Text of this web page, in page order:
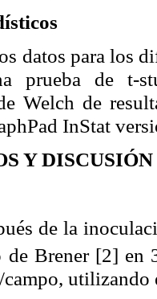
datos para los
prueba de t-
Welch de
InStat
Y DISCUSIÓN
de la
de Brener[2] en
campo,